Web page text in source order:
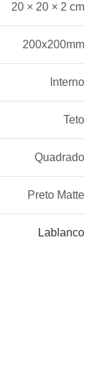
20 × 20 × 2 cm
200x200mm
Interno
Teto
Quadrado
Preto Matte
Lablanco